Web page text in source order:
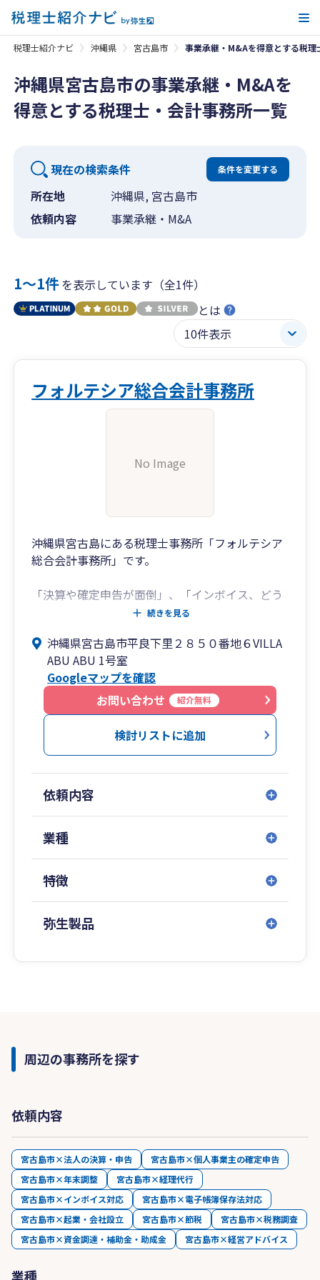
税理士紹介ナビ 沖縄県 宮古島市 事業承継・M&Aを得意とする税理
沖縄県宮古島市の事業承継・M&Aを
得意とする税理士・会計事務所一覧
現在の検索条件 条件を変更する
所在地
沖縄県, 宮古島市
依頼内容
事業承継・M&A
1〜1件を表示しています（全1件）
とは
フォルテシア総合会計事務所
No Image
沖縄県宮古島にある税理士事務所「フォルテシア
総合会計事務所」です。
「決算や確定申告が面倒」、「インボイス、どう
したら良いかわからない」、「電子化した
様や患者が来ない」等。
そんな実務上のお悩みを解決いたします！
また、マネーフォワードやfreeeを使用するクラウ
ドでの「経理代行」もお任せください。
今まで500社以上の顧問税理士を経験し、様々な
指導した実績がございます。
1,000社を超える相談を受け、多種多様な業界の
会計・税務・経営に携わってきました。
弥生オンラインのクラウド会計だからこそ、宮古
島から全国へのサービスを可能にしています。
テムコンサルティング」、「経理代行」をご提案
しています。
続きを見る
沖縄県宮古島市平良下里２８５０番地６VILLA
ABU ABU 1号室
Googleマップを確認
お問い合わせ
紹介無料
検討リストに追加
依頼内容
業種
特徴
弥生製品
周辺の事務所を探す
依頼内容
宮古島市×法人の決算・申告
宮古島市×個人事業主の確定申告
宮古島市×年末調整
宮古島市×経理代行
宮古島市×インボイス対応
宮古島市×電子帳簿保存法対応
宮古島市×起業・会社設立
宮古島市×節税
宮古島市×税務調査
宮古島市×資金調達・補助金・助成金
宮古島市×経営アドバイス
業種